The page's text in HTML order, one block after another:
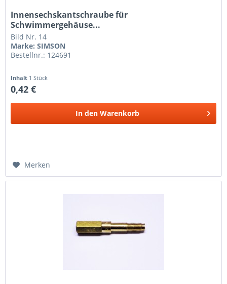
Innensechskantschraube für
Schwimmergehäuse...
Bild Nr. 14
Marke: SIMSON
Bestellnr.: 124691
Inhalt 1 Stück
0,42 €
In den Warenkorb
Merken